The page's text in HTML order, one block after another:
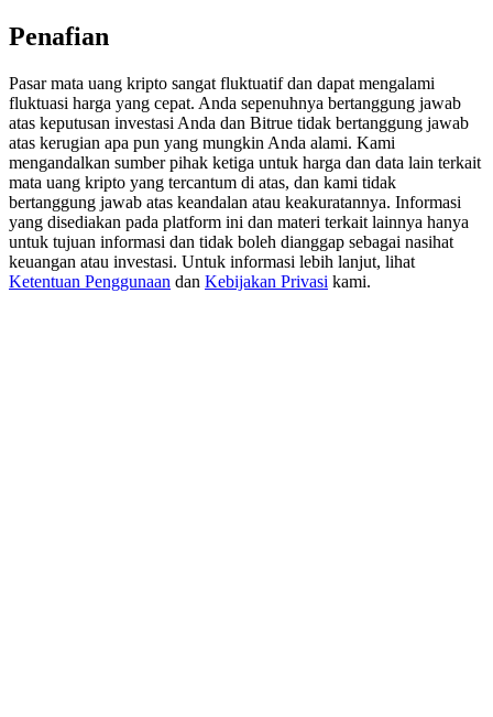
Exclusive for BitMart Users
Register & Trade to Win 500,000 USDT
Precious Metals Trading Carnival
Trade Gold & Silver · 33,333 USDT Bonus
Penafian
Pasar mata uang kripto sangat fluktuatif dan dapat mengalami
fluktuasi harga yang cepat. Anda sepenuhnya bertanggung jawab
atas keputusan investasi Anda dan Bitrue tidak bertanggung jawab
atas kerugian apa pun yang mungkin Anda alami. Kami
mengandalkan sumber pihak ketiga untuk harga dan data lain terkait
mata uang kripto yang tercantum di atas, dan kami tidak
bertanggung jawab atas keandalan atau keakuratannya. Informasi
yang disediakan pada platform ini dan materi terkait lainnya hanya
untuk tujuan informasi dan tidak boleh dianggap sebagai nasihat
keuangan atau investasi. Untuk informasi lebih lanjut, lihat
Ketentuan Penggunaan dan Kebijakan Privasi kami.